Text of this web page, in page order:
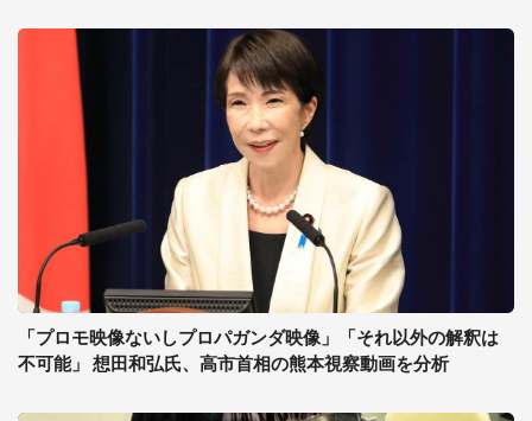
「プロモ映像ないしプロパガンダ映像」「それ以外の解釈は
不可能」 想田和弘氏、高市首相の熊本視察動画を分析